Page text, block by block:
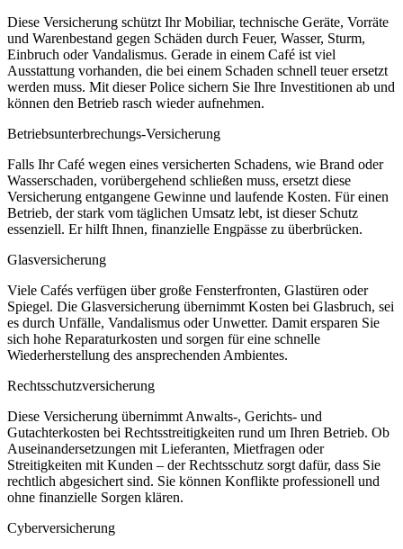
Diese Versicherung schützt Ihr Mobiliar, technische Geräte, Vorräte
und Warenbestand gegen Schäden durch Feuer, Wasser, Sturm,
Einbruch oder Vandalismus. Gerade in einem Café ist viel
Ausstattung vorhanden, die bei einem Schaden schnell teuer ersetzt
werden muss. Mit dieser Police sichern Sie Ihre Investitionen ab und
können den Betrieb rasch wieder aufnehmen.
Betriebsunterbrechungs-Versicherung
Falls Ihr Café wegen eines versicherten Schadens, wie Brand oder
Wasserschaden, vorübergehend schließen muss, ersetzt diese
Versicherung entgangene Gewinne und laufende Kosten. Für einen
Betrieb, der stark vom täglichen Umsatz lebt, ist dieser Schutz
essenziell. Er hilft Ihnen, finanzielle Engpässe zu überbrücken.
Glasversicherung
Viele Cafés verfügen über große Fensterfronten, Glastüren oder
Spiegel. Die Glasversicherung übernimmt Kosten bei Glasbruch, sei
es durch Unfälle, Vandalismus oder Unwetter. Damit ersparen Sie
sich hohe Reparaturkosten und sorgen für eine schnelle
Wiederherstellung des ansprechenden Ambientes.
Rechtsschutzversicherung
Diese Versicherung übernimmt Anwalts-, Gerichts- und
Gutachterkosten bei Rechtsstreitigkeiten rund um Ihren Betrieb. Ob
Auseinandersetzungen mit Lieferanten, Mietfragen oder
Streitigkeiten mit Kunden – der Rechtsschutz sorgt dafür, dass Sie
rechtlich abgesichert sind. Sie können Konflikte professionell und
ohne finanzielle Sorgen klären.
Cyberversicherung